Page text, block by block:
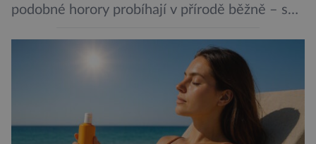
podobné horory probíhají v přírodě běžně – s
parazitickou houbou a že predátor dokáže
ovládat jen vývojově nesrovnatelně jednodušší
živočichy, než je člověk. Najít skutečné zombie
není nic nemožného ani v naší přírodě. Stačí […]